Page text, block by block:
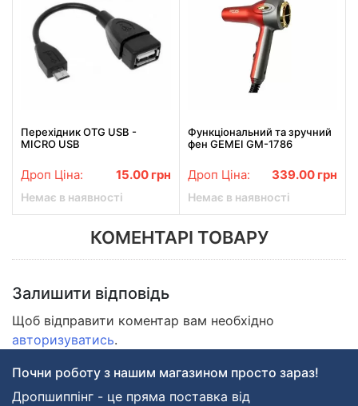
Перехідник OTG USB -
MICRO USB
Дроп Ціна: 15.00 грн
Немає в наявності
Функціональний та зручний
фен GEMEI GM-1786
Дроп Ціна: 339.00 грн
Немає в наявності
КОМЕНТАРІ ТОВАРУ
Залишити відповідь
Щоб відправити коментар вам необхідно
авторизуватись.
Почни роботу з нашим магазином просто зараз!
Дропшиппінг - це пряма поставка від